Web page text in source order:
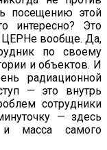
посещению этой
интересно? Это
ЦЕРНе вообще. Да,
по своему
и объектов. И
радиационной
— это внутрь
сотрудники
— здесь
масса самого